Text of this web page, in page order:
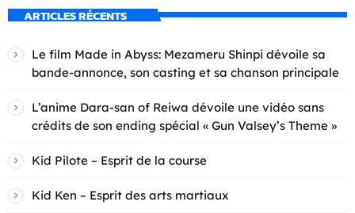
ARTICLES RÉCENTS
Le film Made in Abyss: Mezameru Shinpi dévoile sa
bande-annonce, son casting et sa chanson principale
L’anime Dara-san of Reiwa dévoile une vidéo sans
crédits de son ending spécial « Gun Valsey’s Theme »
Kid Pilote – Esprit de la course
Kid Ken – Esprit des arts martiaux